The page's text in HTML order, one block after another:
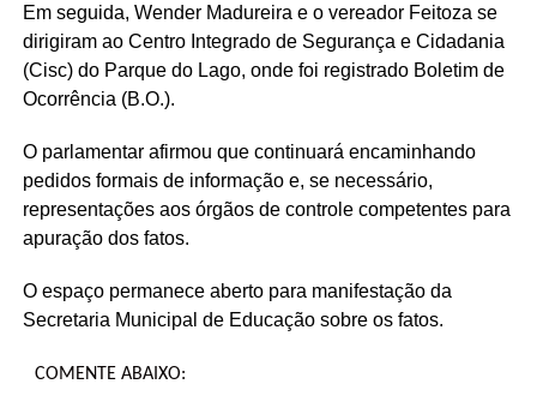
Em seguida, Wender Madureira e o vereador Feitoza se
dirigiram ao Centro Integrado de Segurança e Cidadania
(Cisc) do Parque do Lago, onde foi registrado Boletim de
Ocorrência (B.O.).
O parlamentar afirmou que continuará encaminhando
pedidos formais de informação e, se necessário,
representações aos órgãos de controle competentes para
apuração dos fatos.
O espaço permanece aberto para manifestação da
Secretaria Municipal de Educação sobre os fatos.
COMENTE ABAIXO: